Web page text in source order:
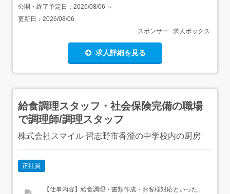
公開・終了予定日： 2026/08/06 ～
更新日： 2026/08/06
スポンサー : 求人ボックス
求人詳細を見る
給食調理スタッフ・社会保険完備の職場
で調理師/調理スタッフ
株式会社スマイル 習志野市香澄の中学校内の厨房
正社員
【仕事内容】給食調理・書類作成・お客様対応といった、